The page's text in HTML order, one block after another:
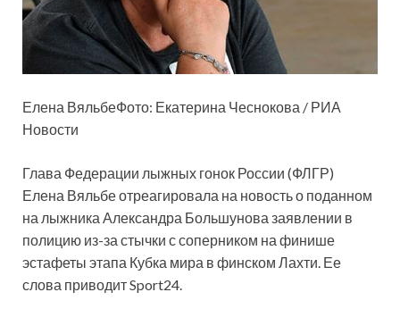
Елена ВяльбеФото: Екатерина Чеснокова / РИА
Новости
Глава Федерации лыжных гонок России (ФЛГР)
Елена Вяльбе отреагировала на новость о поданном
на лыжника Александра Большунова заявлении в
полицию из-за стычки с соперником на финише
эстафеты этапа Кубка мира в финском Лахти. Ее
слова приводит Sport24.